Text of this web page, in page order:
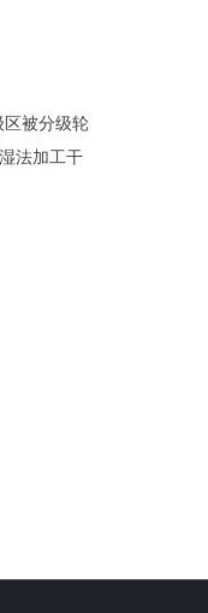
区被分级轮
法加工干